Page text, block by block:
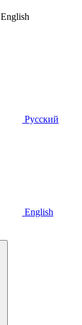
English
Русский
English